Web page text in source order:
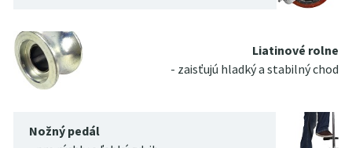
Liatinové rolne
- zaisťujú hladký a stabilný chod
Nožný pedál